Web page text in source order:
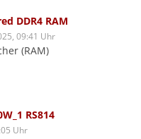
DDR4 RAM
09:41 Uhr
(RAM)
RS814
Uhr